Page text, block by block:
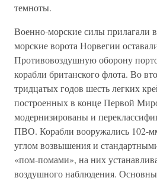
темноты.
Военно-морские силы прилагали
морские ворота Норвегии
Противовоздушную оборону
корабли британского флота. Во
тридцатых годов шесть легких
построенных в конце Первой
модернизированы и
ПВО. Корабли вооружались 102-
углом возвышения и
«пом-помами», на них
воздушного наблюдения.